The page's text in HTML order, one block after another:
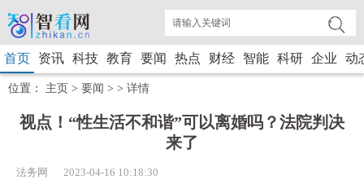
首页 资讯 科技 教育 要闻 热点 财经 智能 科研 企业 动
位置： 主页 > 要闻 > > 详情
视点！“性生活不和谐”可以离婚吗？法院判决
来了
法务网 2023-04-16 10:18:30